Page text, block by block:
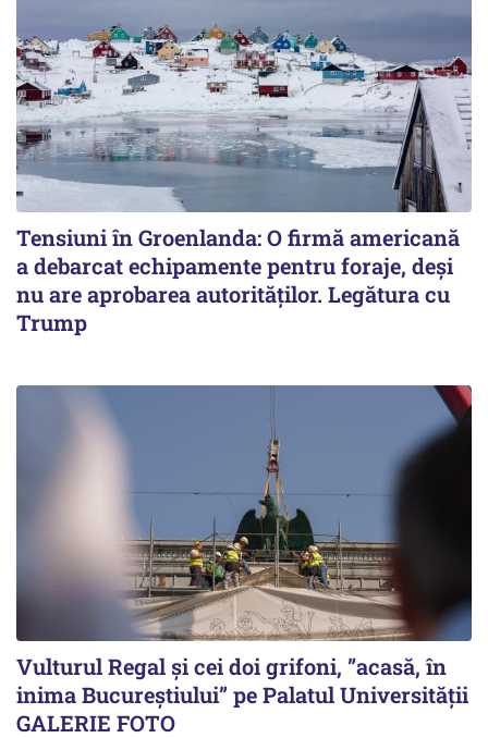
Tensiuni în Groenlanda: O firmă americană
a debarcat echipamente pentru foraje, deși
nu are aprobarea autorităților. Legătura cu
Trump
Vulturul Regal și cei doi grifoni, ”acasă, în
inima Bucureștiului” pe Palatul Universității
GALERIE FOTO